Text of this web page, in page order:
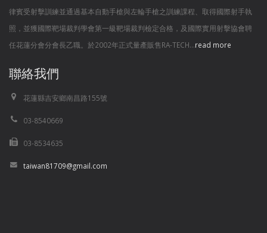
律賓受射擊訓練並通過基本自動手槍與左輪手槍之訓練課程、取得國際射手執
照，並獲國際靶場裁判學會第一級靶場裁判檢定合格，及國際實用射擊協會聘
任花蓮分會分會長乙職。於2002年正式量產販售RA-TECH...read more
聯絡我們
花蓮縣吉安鄉南昌路155號
03-8540669
03-8534635
taiwan81709@gmail.com